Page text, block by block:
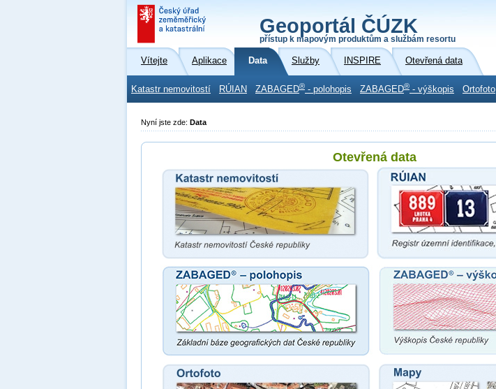
Geoportál ČÚZK
přístup k mapovým produktům a službám resortu
Vítejte Aplikace Data Služby INSPIRE Otevřená data
Katastr nemovitostí RÚIAN ZABAGED® - polohopis ZABAGED® - výškopis Ortofoto
Nyní jste zde: Data
Otevřená data